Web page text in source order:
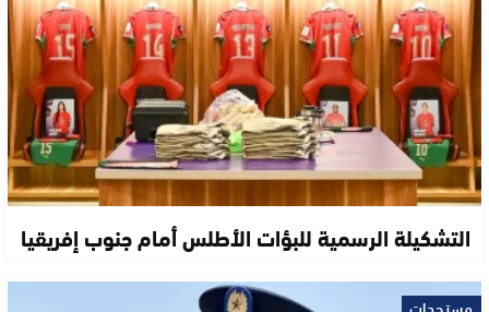
التشكيلة الرسمية للبؤات الأطلس أمام جنوب إفريقيا